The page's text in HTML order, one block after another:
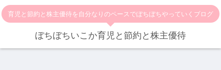
育児と節約と株主優待を自分なりのペースでぼちぼちやっていくブログ
ぼちぼちいこか育児と節約と株主優待